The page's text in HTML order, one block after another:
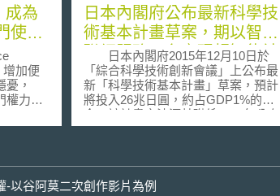
成為
使用
增加便
，
權力濫
維爾市
）5
識技術
，成為
日本內閣府公布最新科學技
術基本計畫草案，期以智慧
聯網服務平台實現超智能社
會
日本內閣府2015年12月10日於
「綜合科學技術創新會議」上公布最
新「科學技術基本計畫」草案，預計
將投入26兆日圓，約占GDP1%的資
金。該計畫之法源基礎係1995年公布
之《科學技術基本法》第9條第1項，
基本計畫」將於2016年開始施行。
-以谷阿莫二次創作影片為例